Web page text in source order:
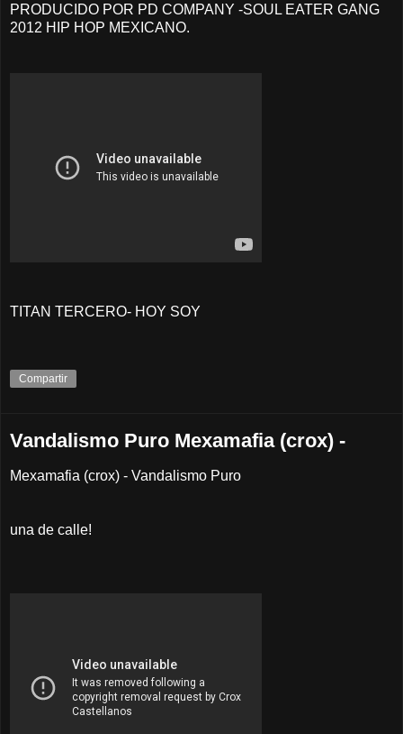
PRODUCIDO POR PD COMPANY -SOUL EATER GANG
2012 HIP HOP MEXICANO.
TITAN TERCERO- HOY SOY
Compartir
Vandalismo Puro Mexamafia (crox) -
Mexamafia (crox) - Vandalismo Puro
una de calle!